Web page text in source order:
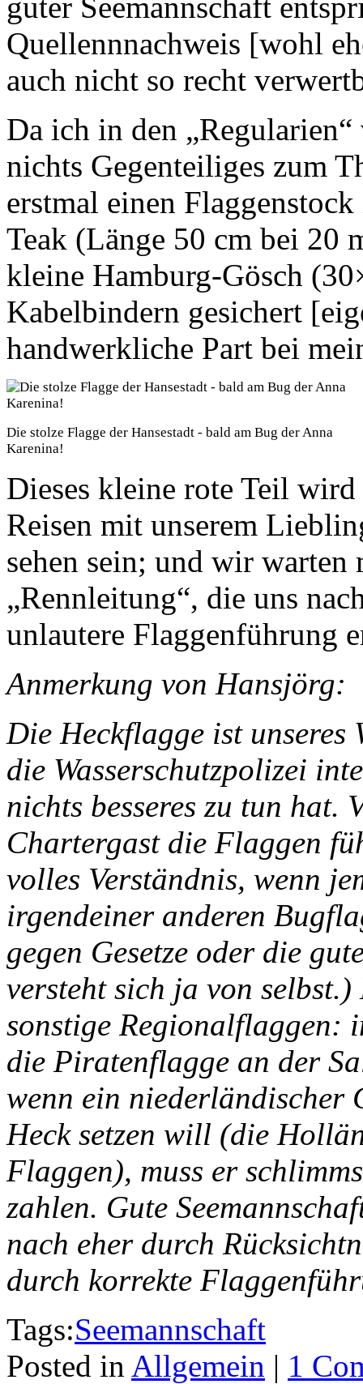
Quellennnachweis [wohl
auch nicht so recht
Da ich in den
nichts Gegenteiliges zum
erstmal einen
Teak (Länge 50 cm bei 20
kleine Hamburg-Gösch
Kabelbindern gesichert
handwerkliche Part bei
Die stolze Flagge der Hansestadt - bald am Bug der Anna
Karenina!
Dieses kleine rote Teil
Reisen mit unserem
sehen sein; und wir
„Rennleitung“, die uns
unlautere Flaggenführung
Anmerkung von Hansjörg:
Die Heckflagge ist unseres
die Wasserschutzpolizei
nichts besseres zu tun hat.
Chartergast die Flaggen
volles Verständnis, wenn
irgendeiner anderen
gegen Gesetze oder die
versteht sich ja von
sonstige Regionalflaggen:
die Piratenflagge an der
wenn ein niederländischer
Heck setzen will (die
Flaggen), muss er
zahlen. Gute
nach eher durch
durch korrekte
Tags:Seemannschaft
Posted in Allgemein | 1